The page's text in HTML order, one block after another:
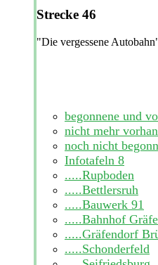
Strecke 46
"Die vergessene
begonnene und
nicht mehr
noch nicht
Infotafeln 8
.....Rupboden
.....Bettlersruh
.....Bauwerk 91
.....Bahnhof
.....Gräfendorf
.....Schonderfeld